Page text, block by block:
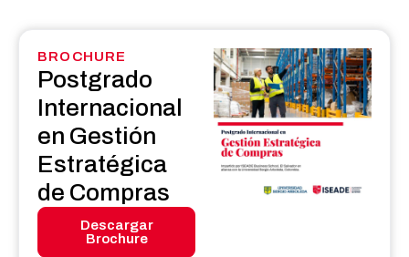
BROCHURE
Postgrado
Internacional
en Gestión
Estratégica
de Compras
Descargar
Brochure